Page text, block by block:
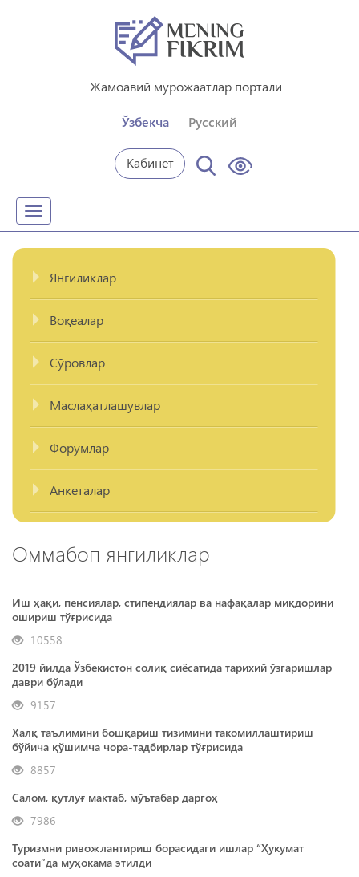
Жамоавий мурожаатлар портали
Ўзбекча Русский
Кабинет
Toggle
navigation
Янгиликлар
Воқеалар
Сўровлар
Маслаҳатлашувлар
Форумлар
Анкеталар
Оммабоп янгиликлар
Иш ҳақи, пенсиялар, стипендиялар ва нафақалар миқдорини
ошириш тўғрисида
10558
2019 йилда Ўзбекистон солиқ сиёсатида тарихий ўзгаришлар
даври бўлади
9157
Халқ таълимини бошқариш тизимини такомиллаштириш
бўйича қўшимча чора-тадбирлар тўғрисида
8857
Салом, қутлуғ мактаб, мўътабар даргоҳ
7986
Туризмни ривожлантириш борасидаги ишлар “Ҳукумат
соати”да муҳокама этилди